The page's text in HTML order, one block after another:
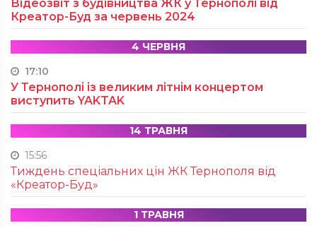
Відеозвіт з будівництва ЖК у Тернополі від
Креатор-Буд за червень 2024
4 ЧЕРВНЯ
17:10
У Тернополі із великим літнім концертом
виступить YAKTAK
14 ТРАВНЯ
15:56
Тиждень спеціальних цін ЖК Тернополя від
«Креатор-Буд»
1 ТРАВНЯ